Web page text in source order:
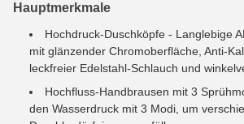
Hauptmerkmale
Hochdruck-Duschköpfe - Langlebige
mit glänzender Chromoberfläche, Anti-
leckfreier Edelstahl-Schlauch und
Hochfluss-Handbrausen mit 3
den Wasserdruck mit 3 Modi, um